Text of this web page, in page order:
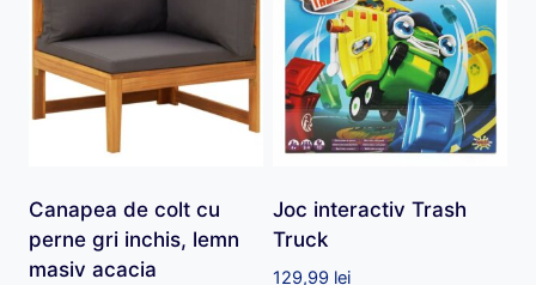
Canapea de colt cu
perne gri inchis, lemn
masiv acacia
Joc interactiv Trash
Truck
129,99 lei